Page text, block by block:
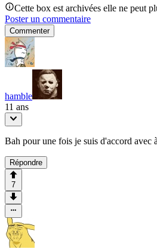
Cette box est archivées elle ne peut
Poster un commentaire
Commenter
hamble
11 ans
Bah pour une fois je suis d'accord avec
Répondre
7